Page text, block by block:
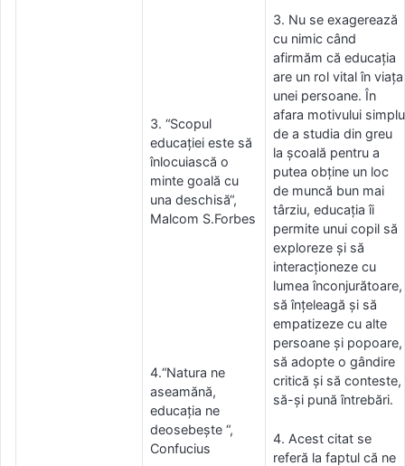
3. “Scopul
educației este să
înlocuiască o
minte goală cu
una deschisă“,
Malcom S.Forbes
4.“Natura ne
aseamănă,
educația ne
deosebește “,
Confucius
3. Nu se exagerează
cu nimic când
afirmăm că educaţia
are un rol vital în viaţa
unei persoane. În
afara motivului simplu
de a studia din greu
la şcoală pentru a
putea obţine un loc
de muncă bun mai
târziu, educaţia îi
permite unui copil să
exploreze şi să
interacţioneze cu
lumea înconjurătoare,
să înţeleagă şi să
empatizeze cu alte
persoane şi popoare,
să adopte o gândire
critică şi să conteste,
să-și pună întrebări.
4. Acest citat se
referă la faptul că ne